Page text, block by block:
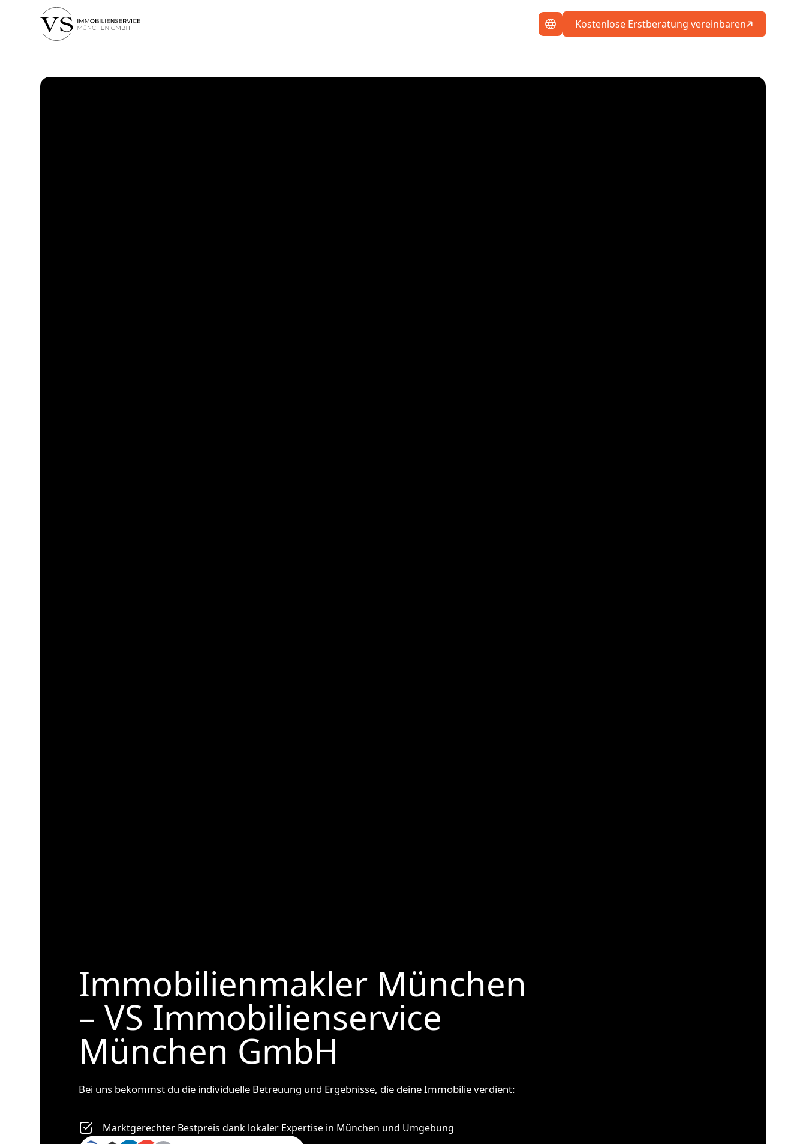
Kostenlose Erstberatung vereinbaren
Immobilienmakler München
– VS Immobilienservice
München GmbH
Bei uns bekommst du die individuelle Betreuung und Ergebnisse, die deine Immobilie verdient:
Marktgerechter Bestpreis dank lokaler Expertise in München und Umgebung